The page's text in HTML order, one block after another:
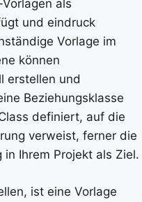
als
und eindruck
Vorlage im
können
erstellen und
Beziehungsklasse
definiert, auf die
verweist, ferner die
Ihrem Projekt als Ziel.
ist eine Vorlage